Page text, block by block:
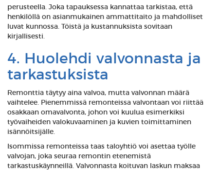
perusteella. Joka tapauksessa kannattaa tarkistaa, että
henkilöllä on asianmukainen ammattitaito ja mahdolliset
luvat kunnossa. Töistä ja kustannuksista sovitaan
kirjallisesti.
4. Huolehdi valvonnasta ja
tarkastuksista
Remonttia täytyy aina valvoa, mutta valvonnan määrä
vaihtelee. Pienemmissä remonteissa valvontaan voi riittää
osakkaan omavalvonta, johon voi kuulua esimerkiksi
työvaiheiden valokuvaaminen ja kuvien toimittaminen
isännöitsijälle.
Isommissa remonteissa taas taloyhtiö voi asettaa työlle
valvojan, joka seuraa remontin etenemistä
tarkastuskäynneillä. Valvonnasta koituvan laskun maksaa